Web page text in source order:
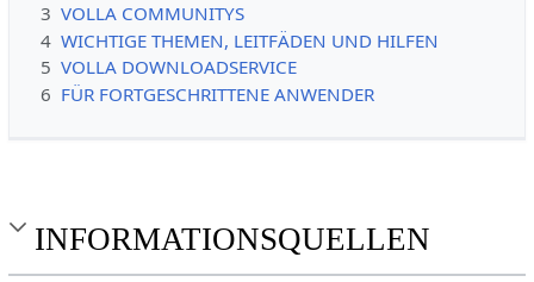
3 VOLLA COMMUNITYS
4 WICHTIGE THEMEN, LEITFÄDEN UND HILFEN
5 VOLLA DOWNLOADSERVICE
6 FÜR FORTGESCHRITTENE ANWENDER
INFORMATIONSQUELLEN